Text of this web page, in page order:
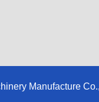
Manufacture